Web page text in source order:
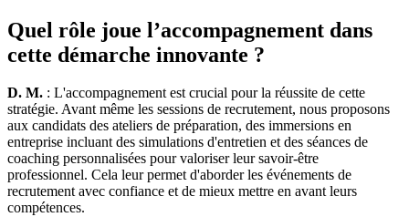
Quel rôle joue l’accompagnement dans
cette démarche innovante ?
D. M. : L'accompagnement est crucial pour la réussite de cette
stratégie. Avant même les sessions de recrutement, nous proposons
aux candidats des ateliers de préparation, des immersions en
entreprise incluant des simulations d'entretien et des séances de
coaching personnalisées pour valoriser leur savoir-être
professionnel. Cela leur permet d'aborder les événements de
recrutement avec confiance et de mieux mettre en avant leurs
compétences.